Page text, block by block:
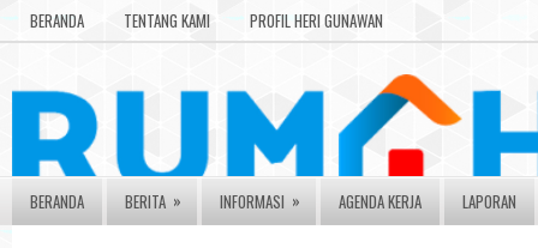
BERANDA TENTANG KAMI PROFIL HERI GUNAWAN
BERANDA BERITA » INFORMASI » AGENDA KERJA LAPORAN